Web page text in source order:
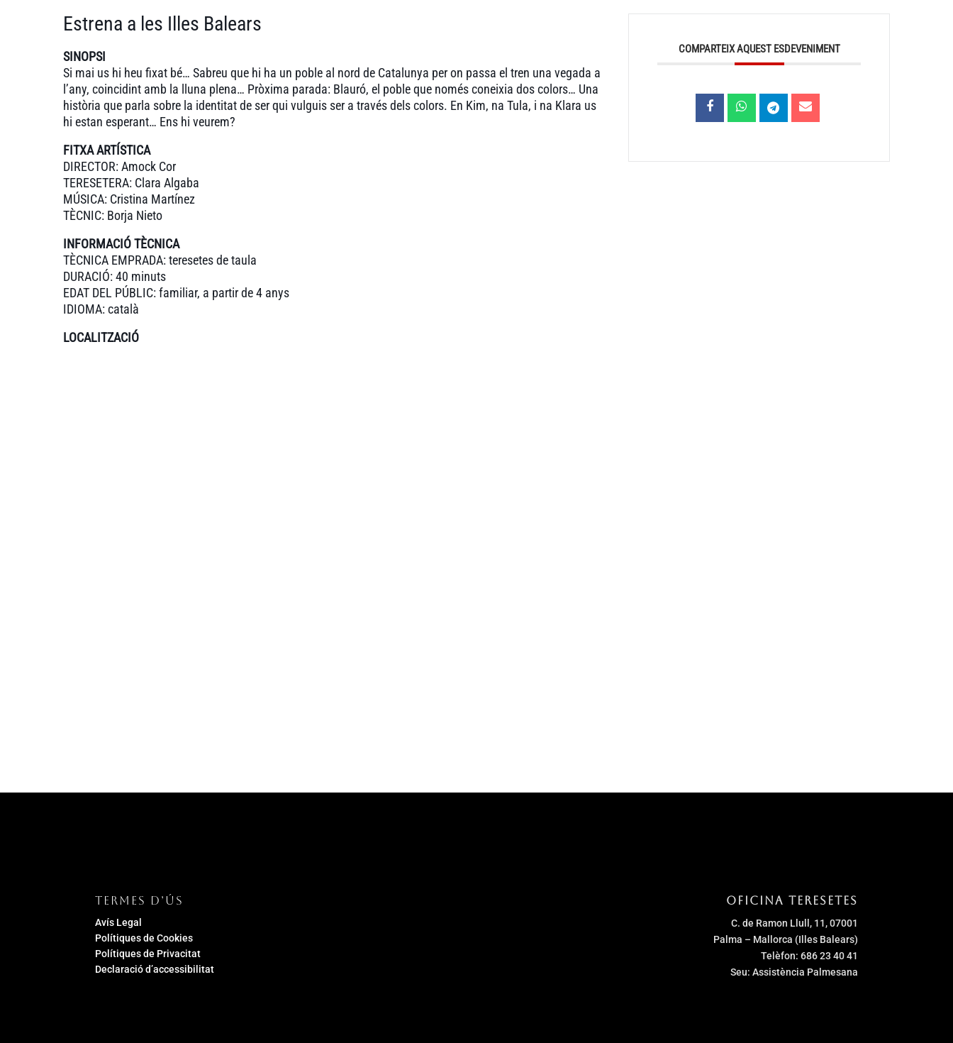
Estrena a les Illes Balears
SINOPSI
Si mai us hi heu fixat bé… Sabreu que hi ha un poble al nord de Catalunya per on passa el tren una vegada a
l’any, coincidint amb la lluna plena… Pròxima parada: Blauró, el poble que només coneixia dos colors… Una
història que parla sobre la identitat de ser qui vulguis ser a través dels colors. En Kim, na Tula, i na Klara us
hi estan esperant… Ens hi veurem?
FITXA ARTÍSTICA
DIRECTOR: Amock Cor
TERESETERA: Clara Algaba
MÚSICA: Cristina Martínez
TÈCNIC: Borja Nieto
INFORMACIÓ TÈCNICA
TÈCNICA EMPRADA: teresetes de taula
DURACIÓ: 40 minuts
EDAT DEL PÚBLIC: familiar, a partir de 4 anys
IDIOMA: català
LOCALITZACIÓ
COMPARTEIX AQUEST ESDEVENIMENT
TERMES D’ÚS
Avís Legal
Polítiques de Cookies
Polítiques de Privacitat
Declaració d’accessibilitat
Oficina Teresetes
C. de Ramon Llull, 11, 07001
Palma – Mallorca (Illes Balears)
Telèfon: 686 23 40 41
Seu: Assistència Palmesana